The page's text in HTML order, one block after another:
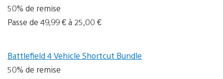
50% de remise
Passe de 49,99 € à 25,00 €
Battlefield 4 Vehicle Shortcut Bundle
50% de remise